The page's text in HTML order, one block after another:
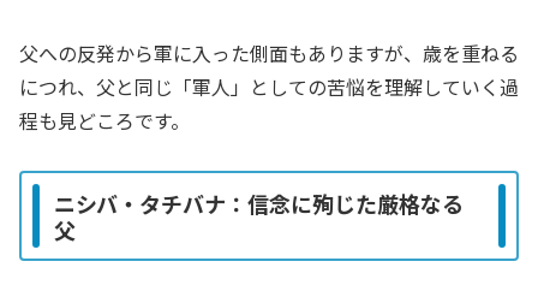
父への反発から軍に入った側面もありますが、歳を重ねる
につれ、父と同じ「軍人」としての苦悩を理解していく過
程も見どころです。
ニシバ・タチバナ：信念に殉じた厳格なる
父